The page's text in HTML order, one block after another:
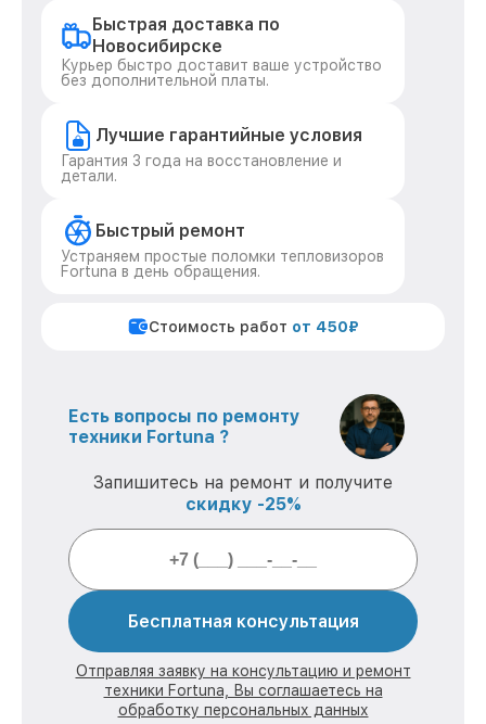
Быстрая доставка по
Новосибирске
Курьер быстро доставит ваше устройство
без дополнительной платы.
Лучшие гарантийные условия
Гарантия 3 года на восстановление и
детали.
Быстрый ремонт
Устраняем простые поломки тепловизоров
Fortuna в день обращения.
Стоимость работ от 450₽
Есть вопросы по ремонту
техники Fortuna ?
Запишитесь на ремонт и получите
скидку -25%
Бесплатная консультация
Отправляя заявку на консультацию и ремонт
техники Fortuna, Вы соглашаетесь на
обработку персональных данных